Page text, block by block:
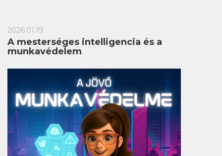
2026.01.19.
A mesterséges intelligencia és a
munkavédelem